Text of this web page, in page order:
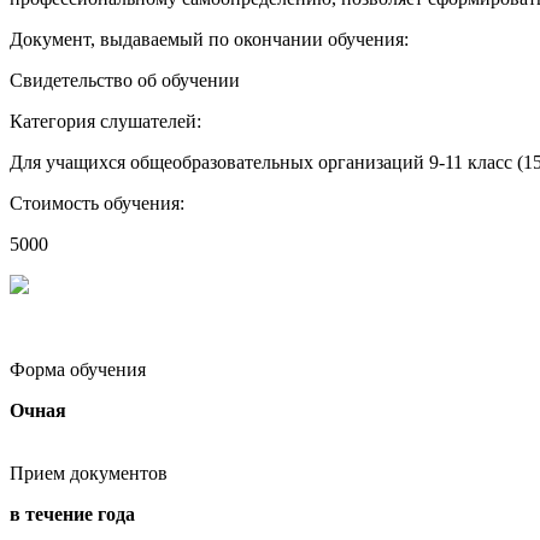
Документ, выдаваемый по окончании обучения:
Свидетельство об обучении
Категория слушателей:
Для учащихся общеобразовательных организаций 9-11 класс
Стоимость обучения:
5000
Форма обучения
Очная
Прием документов
в течение года